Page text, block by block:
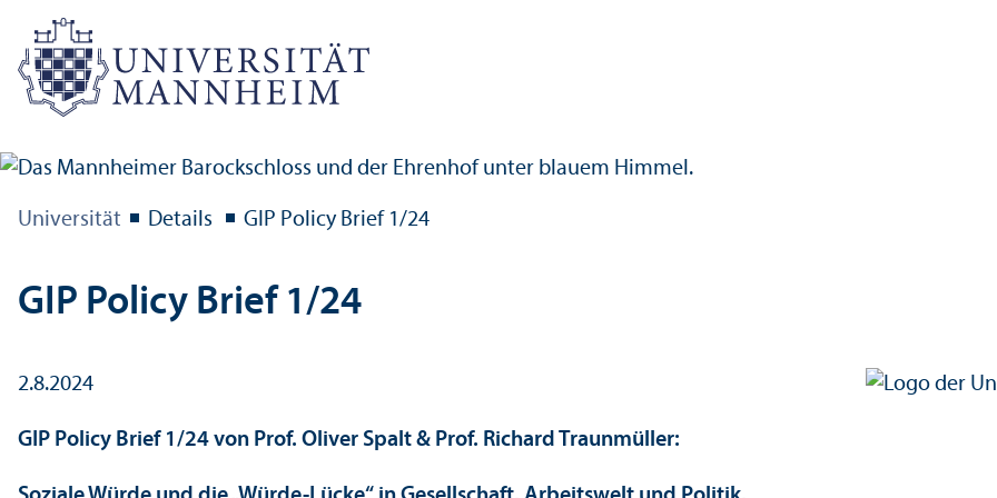
Universität Details GIP Policy Brief 1/24
GIP Policy Brief 1/24
2.8.2024
GIP Policy Brief 1/24 von Prof. Oliver Spalt & Prof. Richard Traunmüller: